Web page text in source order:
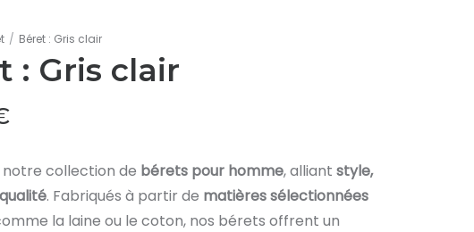
/ Béret : Gris clair
: Gris clair
notre collection de bérets pour homme, alliant style,
. Fabriqués à partir de matières sélectionnées
la laine ou le coton, nos bérets offrent un